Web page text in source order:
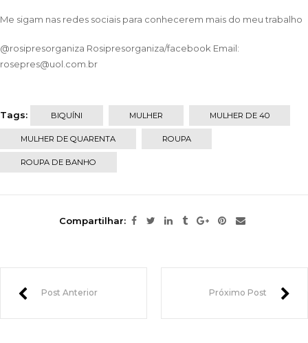
Me sigam nas redes sociais para conhecerem mais do meu trabalho
@rosipresorganiza Rosipresorganiza/facebook Email:
rosepres@uol.com.br
Tags: BIQUÍNI MULHER MULHER DE 40
MULHER DE QUARENTA ROUPA
ROUPA DE BANHO
Compartilhar:
Post Anterior Próximo Post